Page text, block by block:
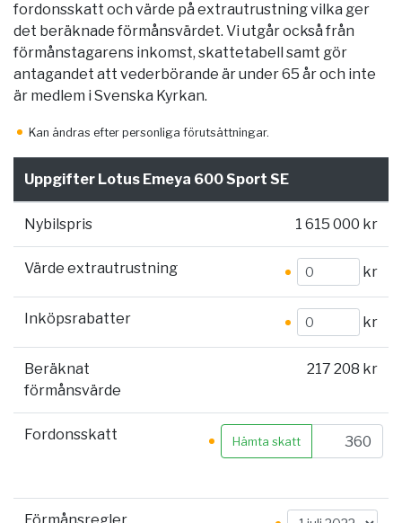
fordonsskatt och värde på extrautrustning vilka ger
det beräknade förmånsvärdet. Vi utgår också från
förmånstagarens inkomst, skattetabell samt gör
antagandet att vederbörande är under 65 år och inte
är medlem i Svenska Kyrkan.
Kan ändras efter personliga förutsättningar.
Uppgifter Lotus Emeya 600 Sport SE
Nybilspris 1 615 000 kr
Värde extrautrustning kr
Inköpsrabatter kr
Beräknat
förmånsvärde
217 208 kr
Fordonsskatt Hämta skatt